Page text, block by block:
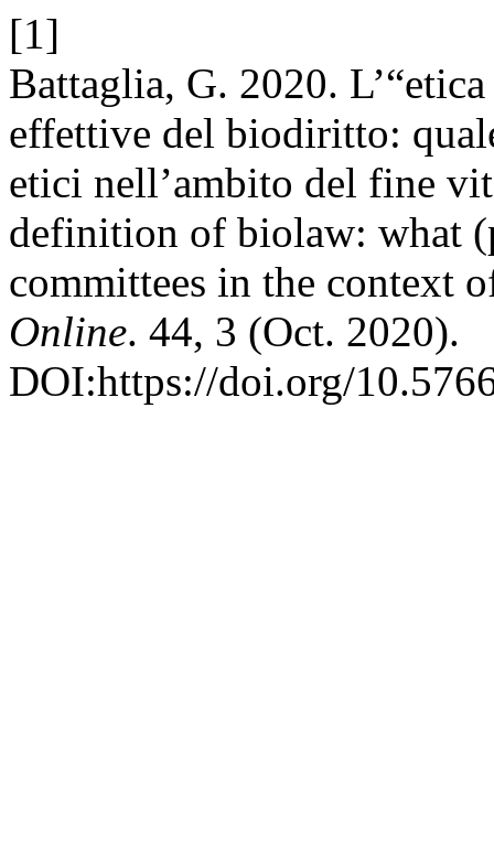
[1]
Battaglia, G. 2020.
effettive del biodiritto:
etici nell’ambito del fine
definition of biolaw: what
committees in the context
Online. 44, 3 (Oct. 2020).
DOI:https://doi.org/